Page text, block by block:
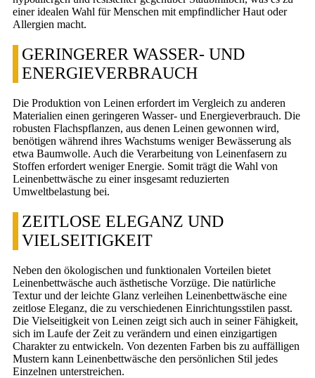
einer idealen Wahl für Menschen mit empfindlicher Haut oder
Allergien macht.
GERINGERER WASSER- UND
ENERGIEVERBRAUCH
Die Produktion von Leinen erfordert im Vergleich zu anderen
Materialien einen geringeren Wasser- und Energieverbrauch. Die
robusten Flachspflanzen, aus denen Leinen gewonnen wird,
benötigen während ihres Wachstums weniger Bewässerung als
etwa Baumwolle. Auch die Verarbeitung von Leinenfasern zu
Stoffen erfordert weniger Energie. Somit trägt die Wahl von
Leinenbettwäsche zu einer insgesamt reduzierten
Umweltbelastung bei.
ZEITLOSE ELEGANZ UND
VIELSEITIGKEIT
Neben den ökologischen und funktionalen Vorteilen bietet
Leinenbettwäsche auch ästhetische Vorzüge. Die natürliche
Textur und der leichte Glanz verleihen Leinenbettwäsche eine
zeitlose Eleganz, die zu verschiedenen Einrichtungsstilen passt.
Die Vielseitigkeit von Leinen zeigt sich auch in seiner Fähigkeit,
sich im Laufe der Zeit zu verändern und einen einzigartigen
Charakter zu entwickeln. Von dezenten Farben bis zu auffälligen
Mustern kann Leinenbettwäsche den persönlichen Stil jedes
Einzelnen unterstreichen.